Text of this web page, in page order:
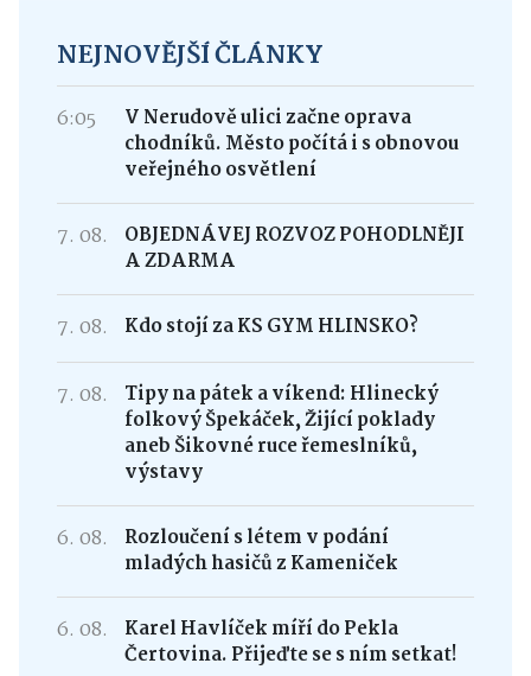
NEJNOVĚJŠÍ ČLÁNKY
6:05
V Nerudově ulici začne oprava
chodníků. Město počítá i s obnovou
veřejného osvětlení
7. 08.
OBJEDNÁVEJ ROZVOZ POHODLNĚJI
A ZDARMA
7. 08. Kdo stojí za KS GYM HLINSKO?
7. 08.
Tipy na pátek a víkend: Hlinecký
folkový Špekáček, Žijící poklady
aneb Šikovné ruce řemeslníků,
výstavy
6. 08.
Rozloučení s létem v podání
mladých hasičů z Kameniček
6. 08.
Karel Havlíček míří do Pekla
Čertovina. Přijeďte se s ním setkat!